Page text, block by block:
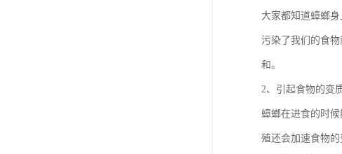
大家都知道蟑螂
污染了我们的食
和。
2、引起食物的变
蟑螂在进食的时
殖还会加速食物